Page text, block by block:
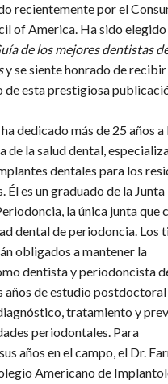
recientemente por el
of America. Ha sido
de los mejores dentistas
y se siente honrado de
de esta prestigiosa
dedicado más de 25 años a
de la salud dental,
dentales para los
Él es un graduado de la Junta
la única junta que
dental de periodoncia. Los
obligados a mantener la
dentista y periodoncista
años de estudio postdoctoral
tratamiento y
periodontales. Para
años en el campo, el Dr.
Americano de